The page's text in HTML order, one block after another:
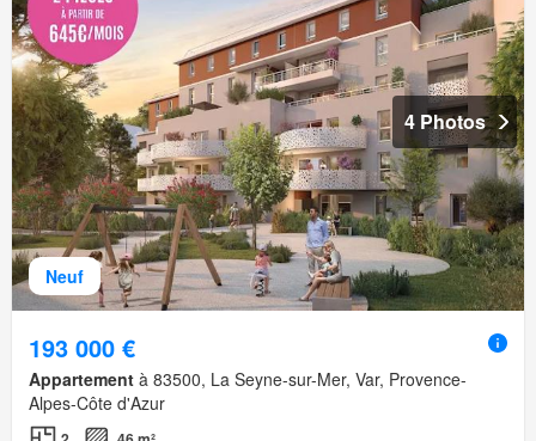
Neuf
4 Photos
193 000 €
Appartement à 83500, La Seyne-sur-Mer, Var, Provence-
Alpes-Côte d'Azur